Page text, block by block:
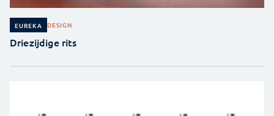
EUREKA DESIGN
Driezijdige rits